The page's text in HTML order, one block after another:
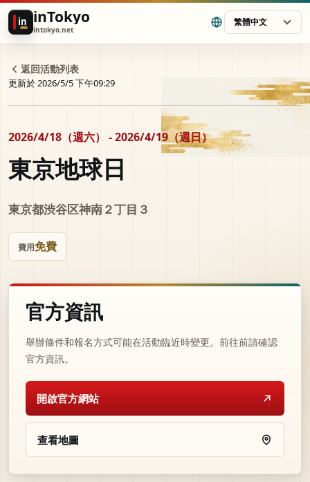
in inTokyo
intokyo.net
繁體中文
返回活動列表
更新於 2026/5/5 下午09:29
2026/4/18（週六） - 2026/4/19（週日）
東京地球日
東京都渋谷区神南２丁目３
費用免費
官方資訊
舉辦條件和報名方式可能在活動臨近時變更。前往前請確認
官方資訊。
開啟官方網站
查看地圖